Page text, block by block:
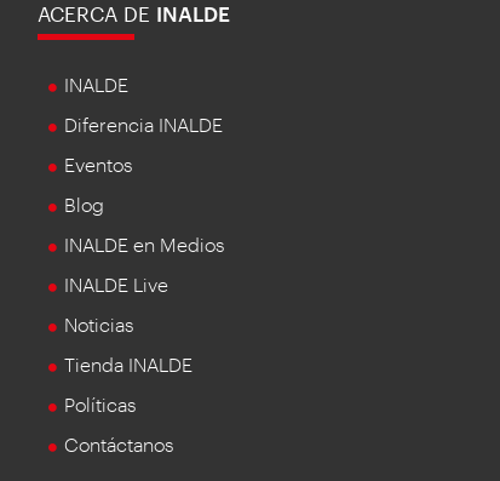
ACERCA DE INALDE
INALDE
Diferencia INALDE
Eventos
Blog
INALDE en Medios
INALDE Live
Noticias
Tienda INALDE
Políticas
Contáctanos